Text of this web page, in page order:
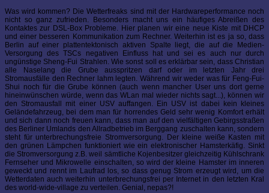
Was wird kommen? Die Wetterfreaks sind mit der Hardwareperformance noch
nicht so ganz zufrieden. Besonders macht uns ein häufiges Abreißen des
Kontaktes zur DSL-Box Probleme. Hier planen wir eine neue Kiste mit DHCP
und einer besseren Kommunikation zum Rechner. Weiterhin ist es ja so, dass
Berlin auf einer plattentektonisch aktiven Spalte liegt, die auf die Medien-
Versorgung des TSCs negativen Einfluss hat und sei es auch nur durch
ungünstige Sheng-Fui Strahlen. Wie sonst soll es erklärbar sein, dass Christian
alle Naselang die Grube ausspritzen darf oder im letzten Jahr drei
Stromausfälle den Rechner lahm legten. Während wir weder was für Feng-Fui-
Shui noch für die Grube können (auch wenn mancher User uns dort gerne
hineinwünschen würde, wenn das WLan mal wieder nichts sagt...), können wir
den Stromausfall mit einer USV auffangen. Ein USV ist dabei kein kleines
Geländefahrzeug, bei dem man für horrendes Geld sehr wenig Komfort erhält
und sich dann noch freuen kann, dass man auf den vielfältigen Gebirgsstraßen
des Berliner Umlands den Allradbetrieb im Berggang zuschalten kann, sondern
steht für unterbrechungsfreie Stromversorgung. Der kleine weiße Kasten mit
den grünen Lämpchen funktioniert wie ein elektronischer Hamsterkäfig. Sinkt
die Stromversorgung z.B. weil sämtliche Kojenbesitzer gleichzeitig Kühlschrank
Fernseher und Mikrowelle einschalten, so wird der kleine Hamster im inneren
geweckt und rennt im Laufrad los, so dass genug Strom erzeugt wird, um die
Wetterdaten auch weiterhin unterbrechungsfrei per Internet in den letzten Kral
des world-wide-village zu verteilen. Genial, nepas?!